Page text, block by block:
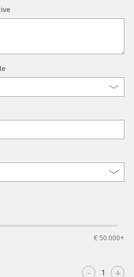
€ 50.000+
- +